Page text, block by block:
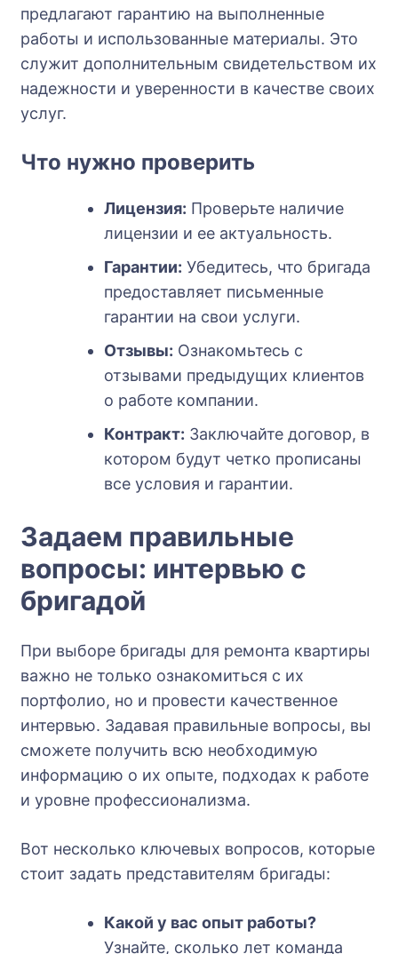
предлагают гарантию на выполненные
работы и использованные материалы. Это
служит дополнительным свидетельством их
надежности и уверенности в качестве своих
услуг.
Что нужно проверить
Лицензия: Проверьте наличие
лицензии и ее актуальность.
Гарантии: Убедитесь, что бригада
предоставляет письменные
гарантии на свои услуги.
Отзывы: Ознакомьтесь с
отзывами предыдущих клиентов
о работе компании.
Контракт: Заключайте договор, в
котором будут четко прописаны
все условия и гарантии.
Задаем правильные
вопросы: интервью с
бригадой
При выборе бригады для ремонта квартиры
важно не только ознакомиться с их
портфолио, но и провести качественное
интервью. Задавая правильные вопросы, вы
сможете получить всю необходимую
информацию о их опыте, подходах к работе
и уровне профессионализма.
Вот несколько ключевых вопросов, которые
стоит задать представителям бригады:
Какой у вас опыт работы?
Узнайте, сколько лет команда